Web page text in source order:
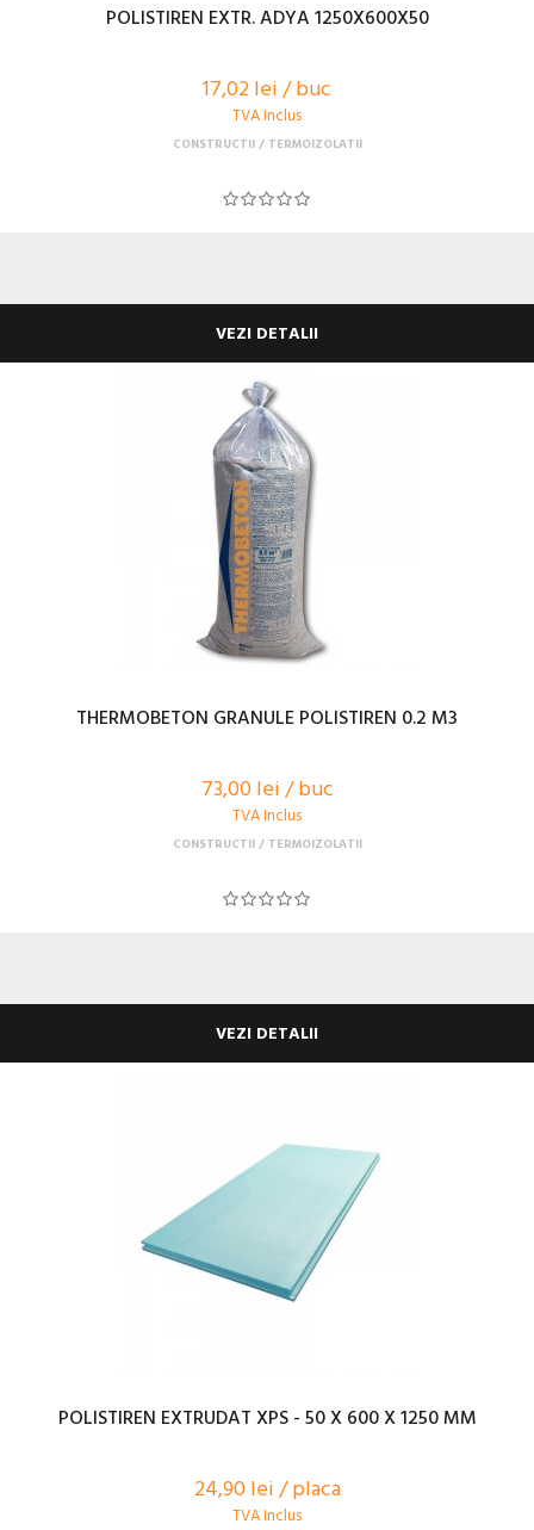
POLISTIREN EXTR. ADYA 1250X600X50
17,02 lei / buc
TVA Inclus
CONSTRUCTII TERMOIZOLATII
VEZI DETALII
THERMOBETON GRANULE POLISTIREN 0.2 M3
73,00 lei / buc
TVA Inclus
CONSTRUCTII TERMOIZOLATII
VEZI DETALII
POLISTIREN EXTRUDAT XPS - 50 X 600 X 1250 MM
24,90 lei / placa
TVA Inclus